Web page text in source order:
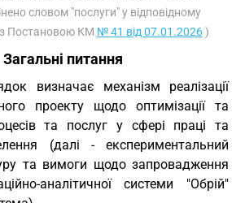
словом "послуги" у відповідному
з Постановою КМ № 41 від 07.01.2026)
Загальні питання
визначає механізм реалізації
проекту щодо оптимізації та
та послуг у сфері праці та
(далі - експериментальний
та вимоги щодо запровадження
аналітичної системи "Обрій"